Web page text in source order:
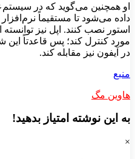
داده می‌شود تا مستقیماً
استور نصب کنند. اپل نیز
مورد کنترل کند؛ پس قاعدتاً این
در آیفون نیز مقابله کند.
منبع
هاوین مگ
به این نوشته امتیاز بدهید!
×